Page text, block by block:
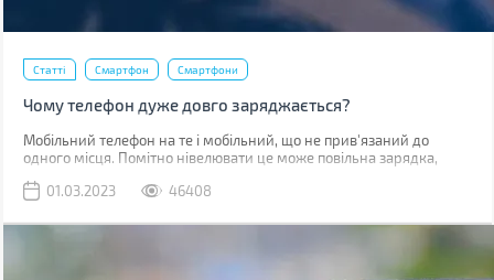
Статті Смартфон Смартфони
Чому телефон дуже довго заряджається?
Мобільний телефон на те і мобільний, що не прив'язаний до
одного місця. Помітно нівелювати це може повільна зарядка,
01.03.2023
46408